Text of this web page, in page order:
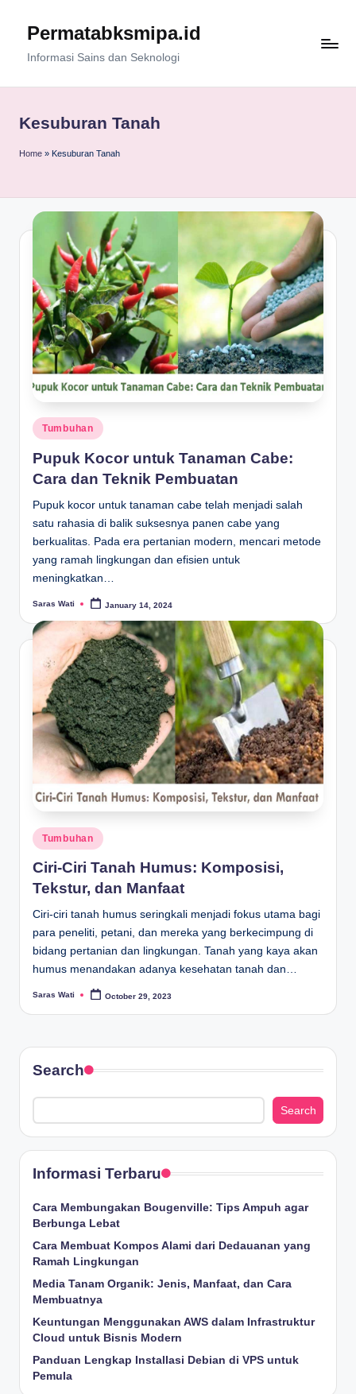
Permatabksmipa.id
Informasi Sains dan Seknologi
Kesuburan Tanah
Home » Kesuburan Tanah
Posted
in
Tumbuhan
Pupuk Kocor untuk Tanaman Cabe:
Cara dan Teknik Pembuatan
Pupuk kocor untuk tanaman cabe telah menjadi salah
satu rahasia di balik suksesnya panen cabe yang
berkualitas. Pada era pertanian modern, mencari metode
yang ramah lingkungan dan efisien untuk
meningkatkan…
Posted
Saras Wati January 14, 2024
Posted
in
Tumbuhan
Ciri-Ciri Tanah Humus: Komposisi,
Tekstur, dan Manfaat
Ciri-ciri tanah humus seringkali menjadi fokus utama bagi
para peneliti, petani, dan mereka yang berkecimpung di
bidang pertanian dan lingkungan. Tanah yang kaya akan
humus menandakan adanya kesehatan tanah dan…
Posted
Saras Wati October 29, 2023
Search
Search
Informasi Terbaru
Cara Membungakan Bougenville: Tips Ampuh agar
Berbunga Lebat
Cara Membuat Kompos Alami dari Dedauanan yang
Ramah Lingkungan
Media Tanam Organik: Jenis, Manfaat, dan Cara
Membuatnya
Keuntungan Menggunakan AWS dalam Infrastruktur
Cloud untuk Bisnis Modern
Panduan Lengkap Installasi Debian di VPS untuk
Pemula